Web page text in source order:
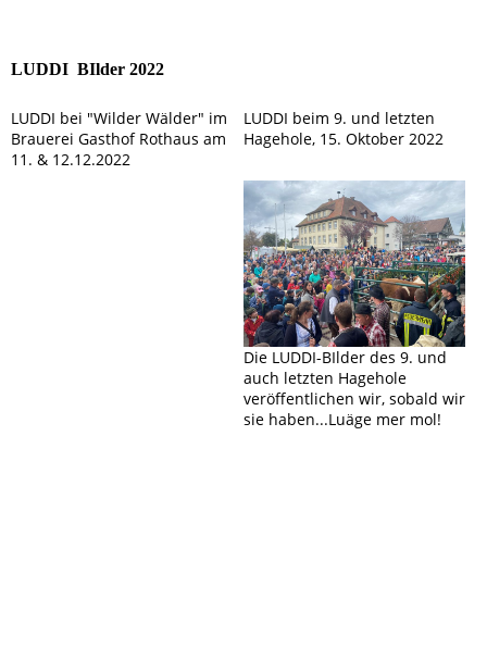
LUDDI BIlder 2022
LUDDI bei "Wilder Wälder" im
Brauerei Gasthof Rothaus am
11. & 12.12.2022
LUDDI beim 9. und letzten
Hagehole, 15. Oktober 2022
Die LUDDI-BIlder des 9. und
auch letzten Hagehole
veröffentlichen wir, sobald wir
sie haben...Luäge mer mol!